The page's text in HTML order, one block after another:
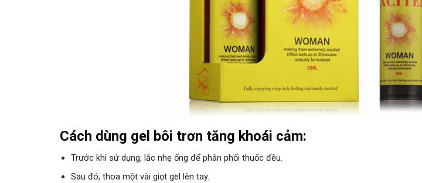
Cách dùng gel bôi trơn tăng khoái cảm:
Trước khi sử dụng, lắc nhẹ ống để phân phối thuốc đều.
Sau đó, thoa một vài giọt gel lên tay.